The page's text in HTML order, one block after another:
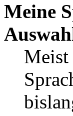
Meine
Meist